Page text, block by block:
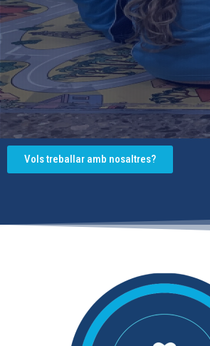
Vols treballar amb nosaltres?